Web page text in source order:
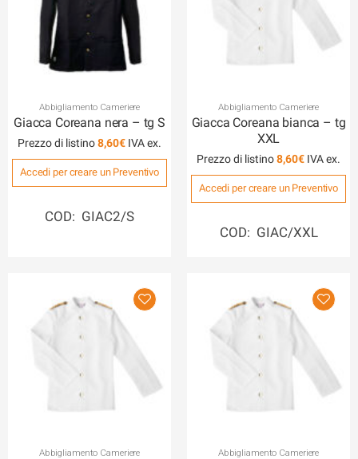
Abbigliamento Cameriere
Giacca Coreana nera – tg S
Prezzo di listino8,60€
Accedi per creare un Preventivo
COD: GIAC2/S
Abbigliamento Cameriere
Giacca Coreana bianca – tg
XXL
Prezzo di listino8,60€
Accedi per creare un Preventivo
COD: GIAC/XXL
Abbigliamento Cameriere Abbigliamento Cameriere